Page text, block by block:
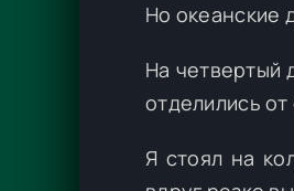
Но океанские
На четвертый
отделились
Я стоял на